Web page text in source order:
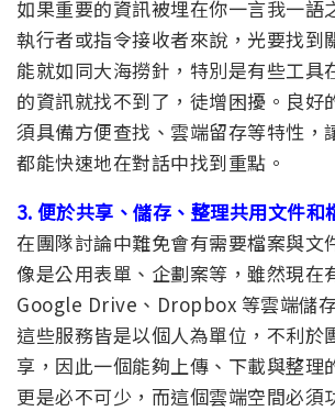
如果重要的資訊被埋在你一言我一語
執行者或指令接收者來說，光要找到
能就如同大海撈針，特別是有些工具
的資訊就找不到了，徒增困擾。良好
須具備方便查找、雲端留存等特性，
都能快速地在對話中找到重點。
3. 便於共享、儲存、整理共用文件和
在團隊討論中難免會有需要檔案與文
像是公用表單、企劃案等，雖然現在
Google Drive、Dropbox 等雲端儲
這些服務皆是以個人為單位，不利於
享，因此一個能夠上傳、下載與整理
更是必不可少，而這個雲端空間必須